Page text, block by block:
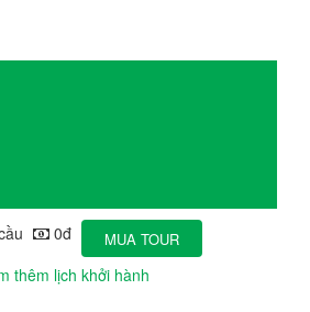
0đ MUA TOUR
thêm lịch khởi hành